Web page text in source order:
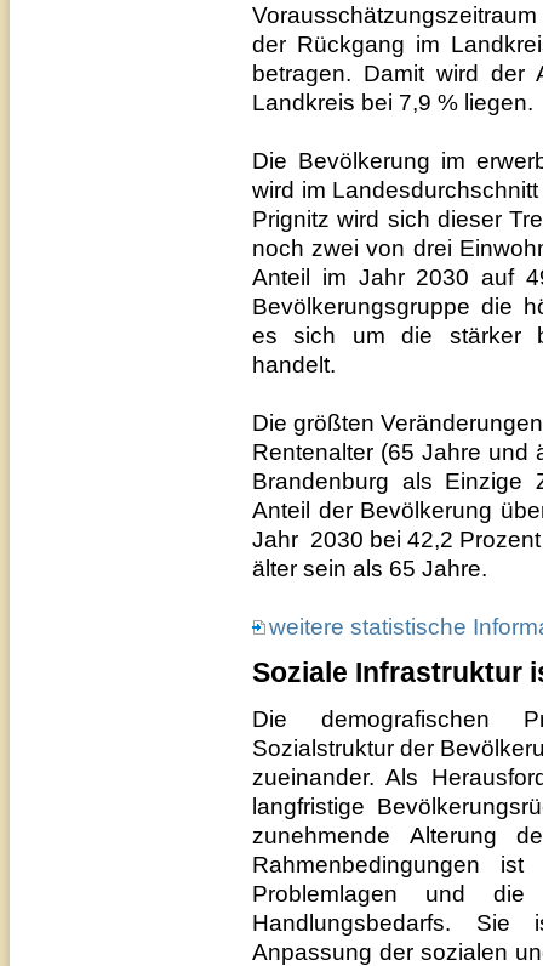
der Rückgang im
betragen. Damit wird der
Landkreis bei 7,9 % liegen.
Die Bevölkerung im
wird im
Prignitz wird sich dieser
noch zwei von drei
Anteil im Jahr 2030 auf
Bevölkerungsgruppe die
es sich um die stärker
handelt.
Die größten
Rentenalter (65 Jahre und
Brandenburg als Einzige
Anteil der Bevölkerung
Jahr 2030 bei 42,2
älter sein als 65 Jahre.
weitere statistische
Soziale Infrastruktur
Die demografischen
Sozialstruktur der
zueinander. Als
langfristige
zunehmende Alterung
Rahmenbedingungen
Problemlagen und die
Handlungsbedarfs.
Anpassung der sozialen